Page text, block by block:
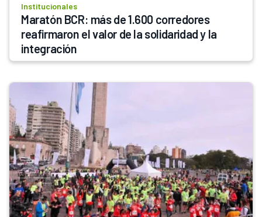
Institucionales
Maratón BCR: más de 1.600 corredores
reafirmaron el valor de la solidaridad y la
integración